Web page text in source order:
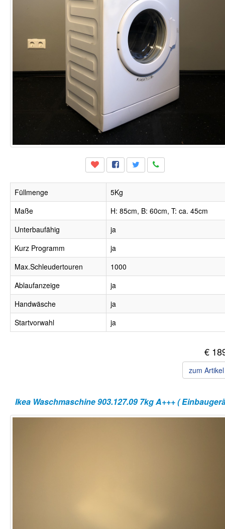
Füllmenge
5Kg
Maße
H: 85cm, B: 60cm, T: ca. 45cm
Unterbaufähig
ja
Kurz Programm
ja
Max.Schleudertouren
1000
Ablaufanzeige
ja
Handwäsche
ja
Startvorwahl
ja
€
zum
Ikea Waschmaschine 903.127.09 7kg A+++ (